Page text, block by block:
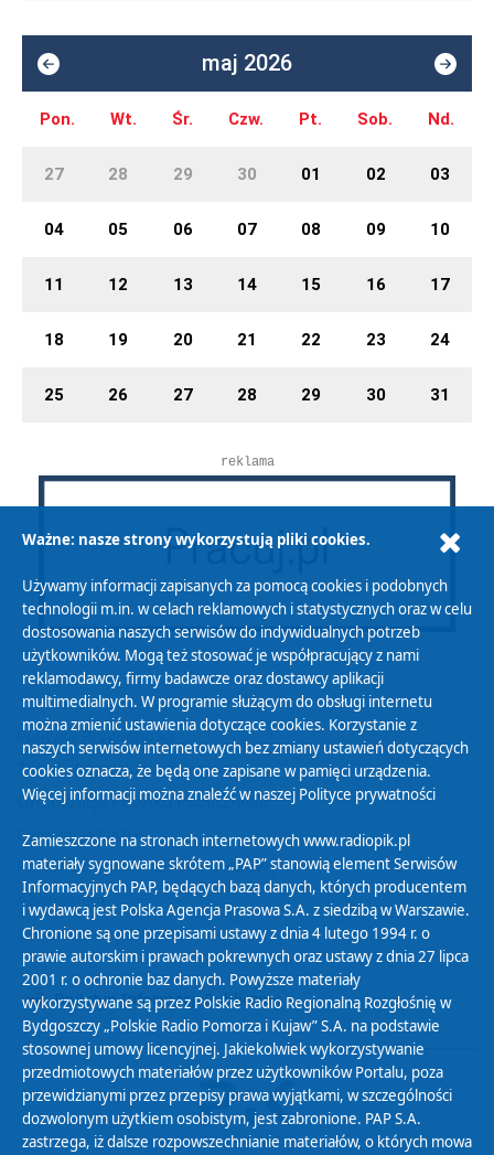
maj 2026
Pon. Wt. Śr. Czw. Pt. Sob. Nd.
27 28 29 30 01 02 03
04 05 06 07 08 09 10
11 12 13 14 15 16 17
18 19 20 21 22 23 24
25 26 27 28 29 30 31
reklama
Polityka Prywatności
Zasady korzystania z Serwisu
Organizacje Pożytku Publicznego
Cyfryzacja DAB+
Polityka ochrony danych osobowych
Abonament
Zamówienia publiczne
Biuletyn Informacji Publicznej
Ważne: nasze strony wykorzystują pliki cookies.
Używamy informacji zapisanych za pomocą cookies i podobnych
technologii m.in. w celach reklamowych i statystycznych oraz w celu
dostosowania naszych serwisów do indywidualnych potrzeb
użytkowników. Mogą też stosować je współpracujący z nami
reklamodawcy, firmy badawcze oraz dostawcy aplikacji
multimedialnych. W programie służącym do obsługi internetu
można zmienić ustawienia dotyczące cookies. Korzystanie z
naszych serwisów internetowych bez zmiany ustawień dotyczących
cookies oznacza, że będą one zapisane w pamięci urządzenia.
Więcej informacji można znaleźć w naszej Polityce prywatności
Zamieszczone na stronach internetowych www.radiopik.pl
materiały sygnowane skrótem „PAP” stanowią element Serwisów
Informacyjnych PAP, będących bazą danych, których producentem
i wydawcą jest Polska Agencja Prasowa S.A. z siedzibą w Warszawie.
Chronione są one przepisami ustawy z dnia 4 lutego 1994 r. o
prawie autorskim i prawach pokrewnych oraz ustawy z dnia 27 lipca
2001 r. o ochronie baz danych. Powyższe materiały
wykorzystywane są przez Polskie Radio Regionalną Rozgłośnię w
Bydgoszczy „Polskie Radio Pomorza i Kujaw” S.A. na podstawie
stosownej umowy licencyjnej. Jakiekolwiek wykorzystywanie
przedmiotowych materiałów przez użytkowników Portalu, poza
przewidzianymi przez przepisy prawa wyjątkami, w szczególności
dozwolonym użytkiem osobistym, jest zabronione. PAP S.A.
zastrzega, iż dalsze rozpowszechnianie materiałów, o których mowa